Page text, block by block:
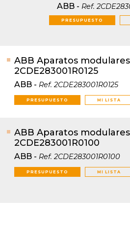
ABB - Ref.
PRESUPUESTO
ABB Aparatos
2CDE283001R0125
ABB - Ref.2CDE283001R0125
PRESUPUESTO MI LISTA
ABB Aparatos
2CDE283001R0100
ABB - Ref.2CDE283001R0100
PRESUPUESTO MI LISTA